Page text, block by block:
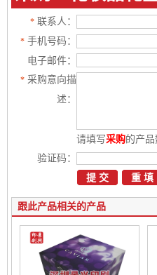
* 联系人：
* 手机号码：
电子邮件：
* 采购意向描
述：
请填写采购的产
验证码：
跟此产品相关的产品